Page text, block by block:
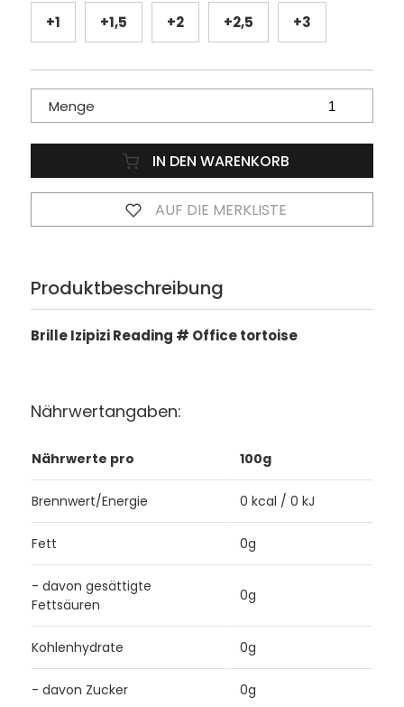
+1 +1,5 +2 +2,5 +3
Menge
IN DEN WARENKORB
AUF DIE MERKLISTE
Produktbeschreibung
Brille Izipizi Reading # Office tortoise
Nährwertangaben:
Nährwerte pro 100g
Brennwert/Energie 0 kcal / 0 kJ
Fett 0g
- davon gesättigte
Fettsäuren
0g
Kohlenhydrate 0g
- davon Zucker 0g